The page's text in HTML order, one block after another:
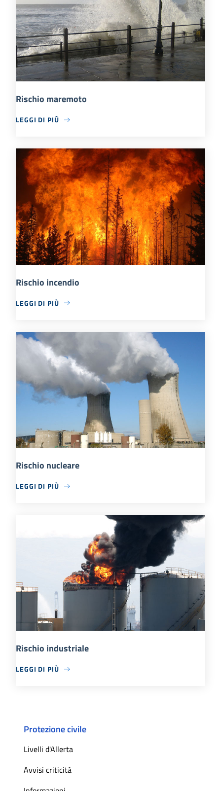
Rischio maremoto
LEGGI DI PIÙ
Rischio incendio
LEGGI DI PIÙ
Rischio nucleare
LEGGI DI PIÙ
Rischio industriale
LEGGI DI PIÙ
Protezione civile
Livelli d'Allerta
Avvisi criticità